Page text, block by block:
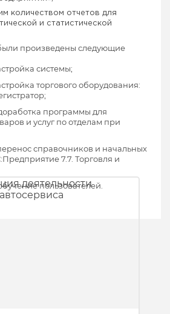
количеством отчетов для
и статистической
произведены следующие
системы;
торгового оборудования:
программы для
и услуг по отделам при
справочников и начальных
7.7. Торговля и
пользователей.